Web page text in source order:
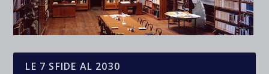
LE 7 SFIDE AL 2030